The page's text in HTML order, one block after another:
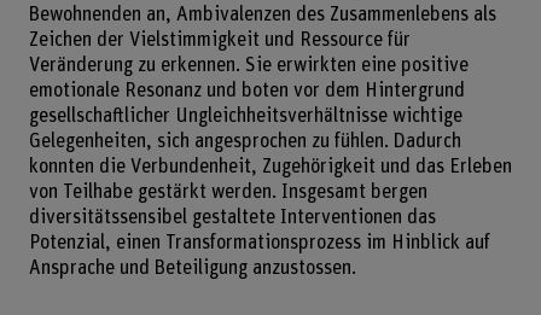
Bewohnenden an, Ambivalenzen des Zusammenlebens als
Zeichen der Vielstimmigkeit und Ressource für
Veränderung zu erkennen. Sie erwirkten eine positive
emotionale Resonanz und boten vor dem Hintergrund
gesellschaftlicher Ungleichheitsverhältnisse wichtige
Gelegenheiten, sich angesprochen zu fühlen. Dadurch
konnten die Verbundenheit, Zugehörigkeit und das Erleben
von Teilhabe gestärkt werden. Insgesamt bergen
diversitätssensibel gestaltete Interventionen das
Potenzial, einen Transformationsprozess im Hinblick auf
Ansprache und Beteiligung anzustossen.